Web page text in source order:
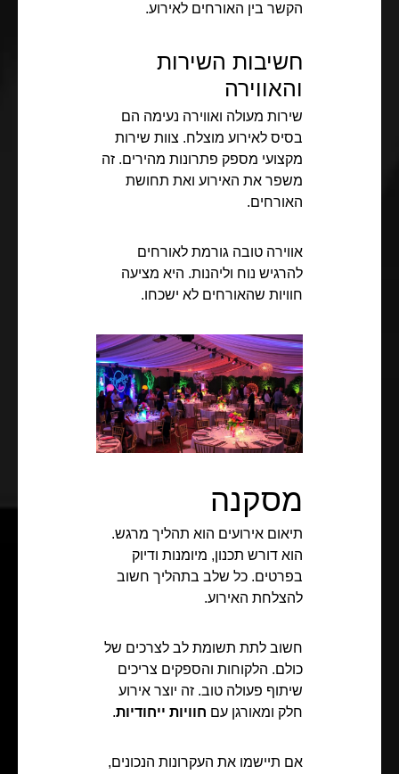
הקשר בין האורחים לאירוע.
חשיבות השירות
והאווירה
שירות מעולה ואווירה נעימה הם
בסיס לאירוע מוצלח. צוות שירות
מקצועי מספק פתרונות מהירים. זה
משפר את האירוע ואת תחושת
האורחים.
אווירה טובה גורמת לאורחים
להרגיש נוח וליהנות. היא מציעה
חוויות שהאורחים לא ישכחו.
מסקנה
תיאום אירועים הוא תהליך מרגש.
הוא דורש תכנון, מיומנות ודיוק
בפרטים. כל שלב בתהליך חשוב
להצלחת האירוע.
חשוב לתת תשומת לב לצרכים של
כולם. הלקוחות והספקים צריכים
שיתוף פעולה טוב. זה יוצר אירוע
חלק ומאורגן עם חוויות ייחודיות.
אם תיישמו את העקרונות הנכונים,